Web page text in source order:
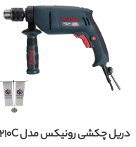
دریل چکشی رونیکس مدل 2210C